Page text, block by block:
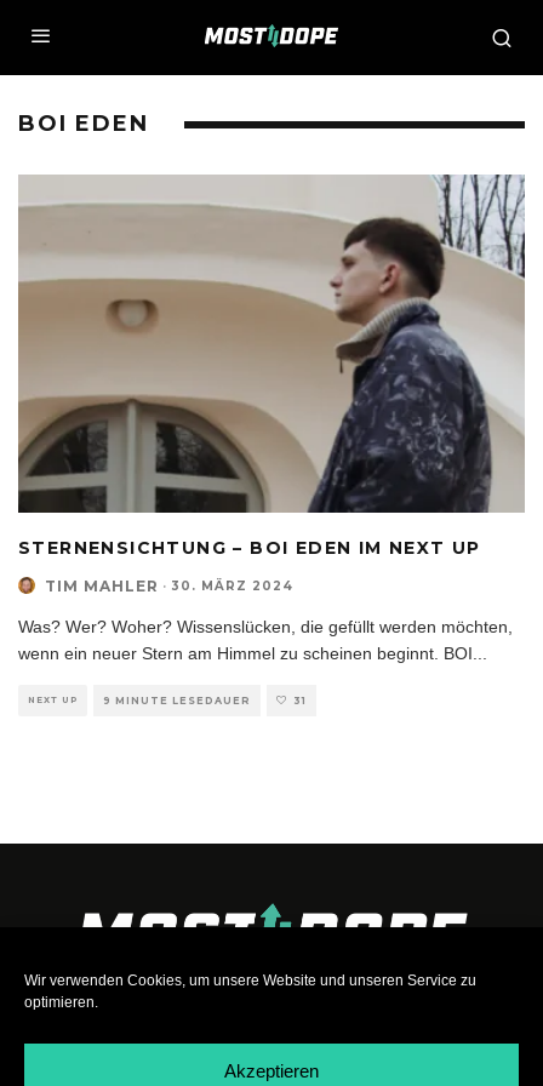
Wir verwenden Cookies, um unsere Website und unseren Service zu
optimieren.
Akzeptieren
BOI EDEN
STERNENSICHTUNG – BOI EDEN IM NEXT UP
TIM MAHLER · 30. MÄRZ 2024
Was? Wer? Woher? Wissenslücken, die gefüllt werden möchten,
wenn ein neuer Stern am Himmel zu scheinen beginnt. BOI
NEXT UP 9 MINUTE LESEDAUER 31